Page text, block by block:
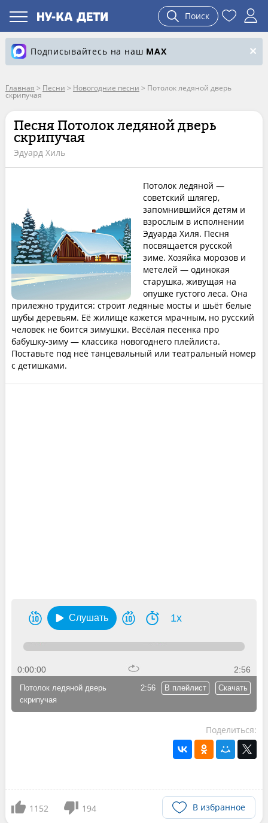
Поиск
Подписывайтесь на наш MAX
Главная > Песни > Новогодние песни > Потолок ледяной дверь
скрипучая
Песня Потолок ледяной дверь
скрипучая
Эдуард Хиль
Потолок ледяной —
советский шлягер,
запомнившийся детям и
взрослым в исполнении
Эдуарда Хиля. Песня
посвящается русской
зиме. Хозяйка морозов и
метелей — одинокая
старушка, живущая на
опушке густого леса. Она
прилежно трудится: строит ледяные мосты и шьёт белые
шубы деревьям. Её жилище кажется мрачным, но русский
человек не боится зимушки. Весёлая песенка про
бабушку-зиму — классика новогоднего плейлиста.
Поставьте под неё танцевальный или театральный номер
с детишками.
Слушать 1x
0:00:00 2:56
2:56 В плейлист Скачать
Потолок ледяной дверь
скрипучая
Поделиться:
1152 194 В избранное